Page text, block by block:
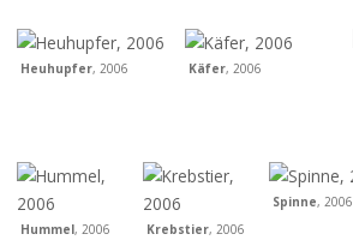
Heuhupfer, 2006 Käfer, 2006
Hummel, 2006 Krebstier, 2006
Spinne, 2006